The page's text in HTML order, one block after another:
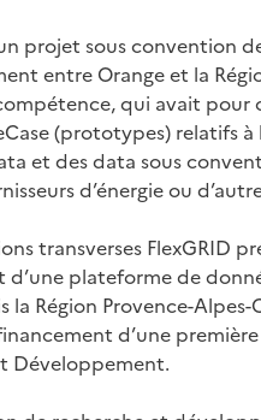
projet sous convention
entre Orange et la
qui avait pour
(prototypes) relatifs à
et des data sous
d’énergie ou
transverses FlexGRID
plateforme de
la Région Provence-
d’une
Développement.